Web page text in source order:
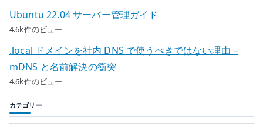
Ubuntu 22.04 サーバー管理ガイド
4.6k件のビュー
.local ドメインを社内 DNS で使うべきではない理由 –
mDNS と名前解決の衝突
4.6k件のビュー
カテゴリー